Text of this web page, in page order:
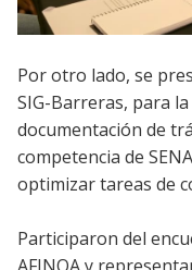
Por otro lado, se
SIG-Barreras, para
documentación de
competencia de
optimizar tareas de
Participaron del